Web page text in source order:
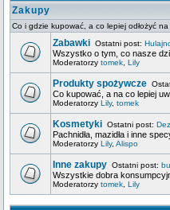
Zakupy
Co i gdzie kupować, a co lepiej odłożyć na
Zabawki Ostatni post:
Wszystko o tym, co nasze
Moderatorzy tomek Lily
Produkty spożywcze
Co kupować, a na co lepiej
Moderatorzy Lily, tomek
Kosmetyki Ostatni post:
Pachnidła, mazidła i inne
Moderatorzy Lily, Alispo
Inne zakupy Ostatni post:
Wszystkie dobra
Moderatorzy tomek Lily